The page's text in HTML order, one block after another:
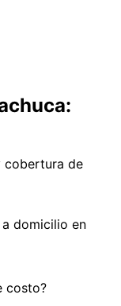
cobertura de
domicilio en
costo?